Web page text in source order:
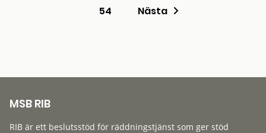
54
Nästa
MSB RIB
RIB är ett beslutsstöd för räddningstjänst som ger stöd